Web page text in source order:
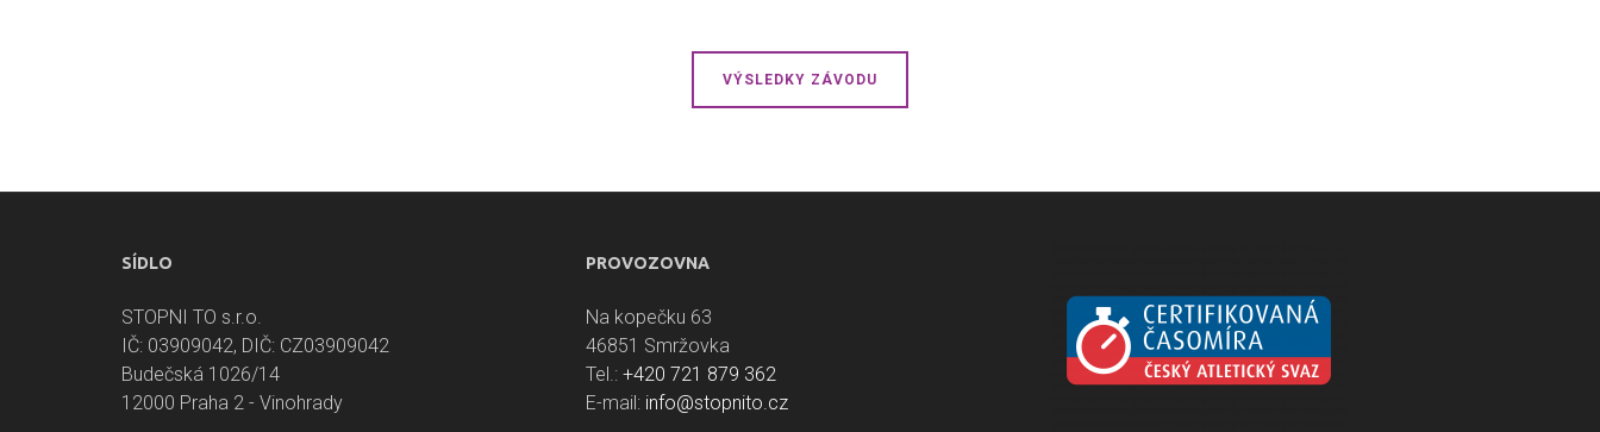
VÝSLEDKY ZÁVODU
SÍDLO
STOPNI TO s.r.o.
IČ: 03909042, DIČ: CZ03909042
Budečská 1026/14
12000 Praha 2 - Vinohrady
PROVOZOVNA
Na kopečku 63
46851 Smržovka
Tel.: +420 721 879 362
E-mail: info@stopnito.cz